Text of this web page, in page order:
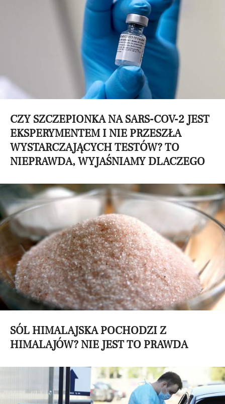
CZY SZCZEPIONKA NA SARS-COV-2 JEST
EKSPERYMENTEM I NIE PRZESZŁA
WYSTARCZAJĄCYCH TESTÓW? TO
NIEPRAWDA, WYJAŚNIAMY DLACZEGO
SÓL HIMALAJSKA POCHODZI Z
HIMALAJÓW? NIE JEST TO PRAWDA